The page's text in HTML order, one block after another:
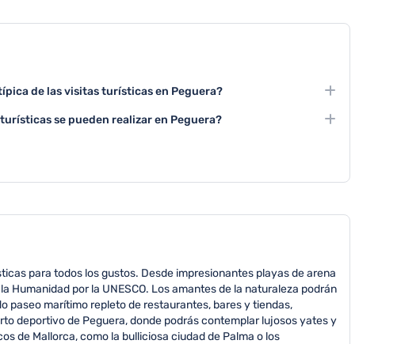
de las visitas turísticas en Peguera?
Peguera suelen tener una duración aproximada de 2 a 4 horas,
y las actividades seleccionadas.
se pueden realizar en Peguera?
para todos los gustos. Desde impresionantes playas de arena
por la UNESCO. Los amantes de la naturaleza podrán
paseo marítimo repleto de restaurantes, bares y tiendas,
deportivo de Peguera, donde podrás contemplar lujosos yates y
de Mallorca, como la bulliciosa ciudad de Palma o los